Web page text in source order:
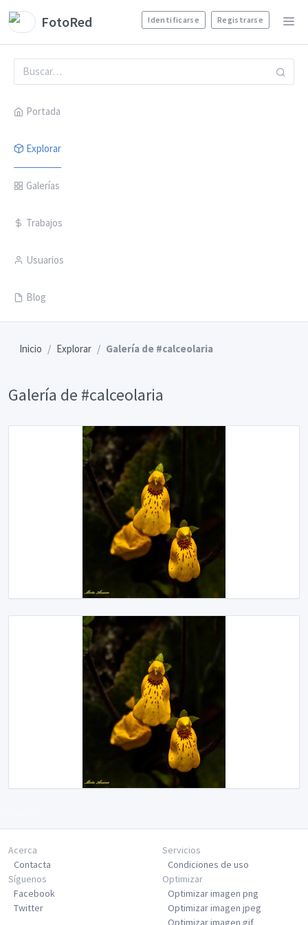
FotoRed Identificarse Registrarse
Portada
Explorar
Galerías
Trabajos
Usuarios
Blog
Inicio Explorar Galería de #calceolaria
Galería de #calceolaria
Acerca
Contacta
Servicios
Condiciones de uso
Síguenos
Facebook
Twitter
Optimizar
Optimizar imagen png
Optimizar imagen jpeg
Optimizar imagen gif